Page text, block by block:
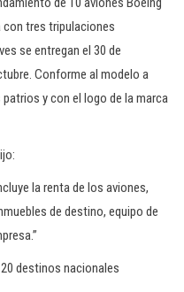
con tres tripulaciones
se entregan el 30 de
Conforme al modelo a
y con el logo de la marca
la renta de los aviones,
de destino, equipo de
destinos nacionales